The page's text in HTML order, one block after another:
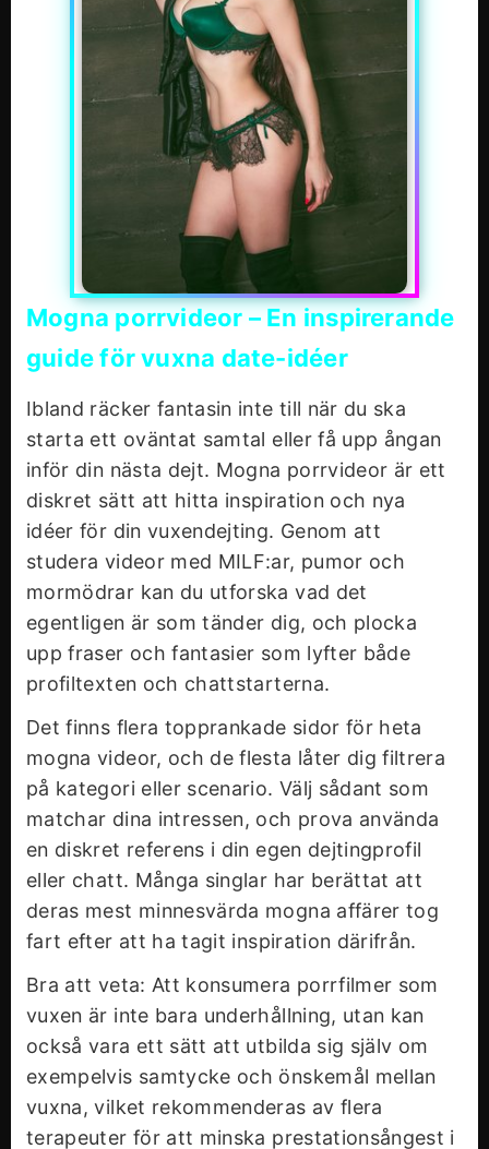
Mogna porrvideor – En inspirerande
guide för vuxna date-idéer
Ibland räcker fantasin inte till när du ska
starta ett oväntat samtal eller få upp ångan
inför din nästa dejt. Mogna porrvideor är ett
diskret sätt att hitta inspiration och nya
idéer för din vuxendejting. Genom att
studera videor med MILF:ar, pumor och
mormödrar kan du utforska vad det
egentligen är som tänder dig, och plocka
upp fraser och fantasier som lyfter både
profiltexten och chattstarterna.
Det finns flera topprankade sidor för heta
mogna videor, och de flesta låter dig filtrera
på kategori eller scenario. Välj sådant som
matchar dina intressen, och prova använda
en diskret referens i din egen dejtingprofil
eller chatt. Många singlar har berättat att
deras mest minnesvärda mogna affärer tog
fart efter att ha tagit inspiration därifrån.
Bra att veta: Att konsumera porrfilmer som
vuxen är inte bara underhållning, utan kan
också vara ett sätt att utbilda sig själv om
exempelvis samtycke och önskemål mellan
vuxna, vilket rekommenderas av flera
terapeuter för att minska prestationsångest i